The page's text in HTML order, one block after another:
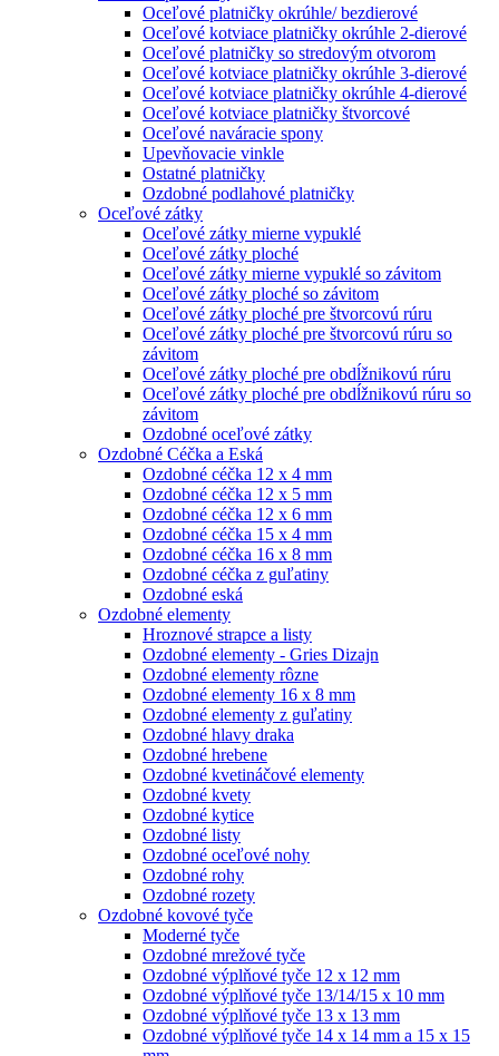
Oceľové platničky okrúhle/ bezdierové
Oceľové kotviace platničky okrúhle 2-dierové
Oceľové platničky so stredovým otvorom
Oceľové kotviace platničky okrúhle 3-dierové
Oceľové kotviace platničky okrúhle 4-dierové
Oceľové kotviace platničky štvorcové
Oceľové naváracie spony
Upevňovacie vinkle
Ostatné platničky
Ozdobné podlahové platničky
Oceľové zátky
Oceľové zátky mierne vypuklé
Oceľové zátky ploché
Oceľové zátky mierne vypuklé so závitom
Oceľové zátky ploché so závitom
Oceľové zátky ploché pre štvorcovú rúru
Oceľové zátky ploché pre štvorcovú rúru so
závitom
Oceľové zátky ploché pre obdĺžnikovú rúru
Oceľové zátky ploché pre obdĺžnikovú rúru so
závitom
Ozdobné oceľové zátky
Ozdobné Céčka a Eská
Ozdobné céčka 12 x 4 mm
Ozdobné céčka 12 x 5 mm
Ozdobné céčka 12 x 6 mm
Ozdobné céčka 15 x 4 mm
Ozdobné céčka 16 x 8 mm
Ozdobné céčka z guľatiny
Ozdobné eská
Ozdobné elementy
Hroznové strapce a listy
Ozdobné elementy - Gries Dizajn
Ozdobné elementy rôzne
Ozdobné elementy 16 x 8 mm
Ozdobné elementy z guľatiny
Ozdobné hlavy draka
Ozdobné hrebene
Ozdobné kvetináčové elementy
Ozdobné kvety
Ozdobné kytice
Ozdobné listy
Ozdobné oceľové nohy
Ozdobné rohy
Ozdobné rozety
Ozdobné kovové tyče
Moderné tyče
Ozdobné mrežové tyče
Ozdobné výplňové tyče 12 x 12 mm
Ozdobné výplňové tyče 13/14/15 x 10 mm
Ozdobné výplňové tyče 13 x 13 mm
Ozdobné výplňové tyče 14 x 14 mm a 15 x 15